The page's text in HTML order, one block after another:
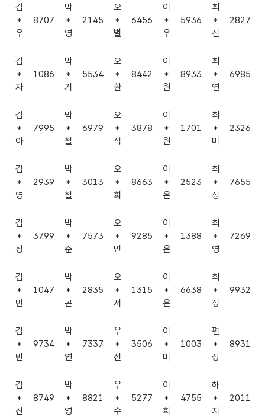
김
*
우
8707
박
*
영
2145
오
*
별
6456
이
*
우
5936
최
*
진
2827
김
*
자
1086
박
*
기
5534
오
*
환
8442
이
*
원
8933
최
*
연
6985
김
*
아
7995
박
*
철
6979
오
*
석
3878
이
*
원
1701
최
*
미
2326
김
*
영
2939
박
*
철
3013
오
*
희
8663
이
*
은
2523
최
*
정
7655
김
*
정
3799
박
*
준
7573
오
*
민
9285
이
*
은
1388
최
*
영
7269
김
*
빈
1047
박
*
곤
2835
오
*
서
1315
이
*
은
6638
최
*
정
9932
김
*
빈
9734
박
*
연
7337
우
*
선
3506
이
*
미
1003
편
*
장
8931
김
*
진
8749
박
*
영
8821
우
*
수
5277
이
*
희
4755
하
*
지
2011